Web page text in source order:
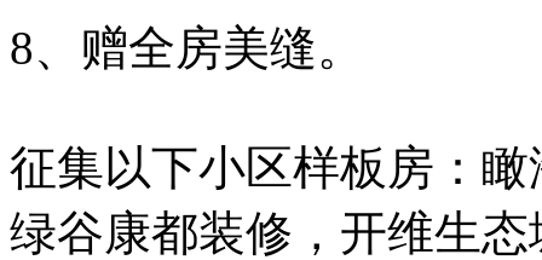
8、赠全房美缝。
征集以下小区样板房：
绿谷康都装修，开维生